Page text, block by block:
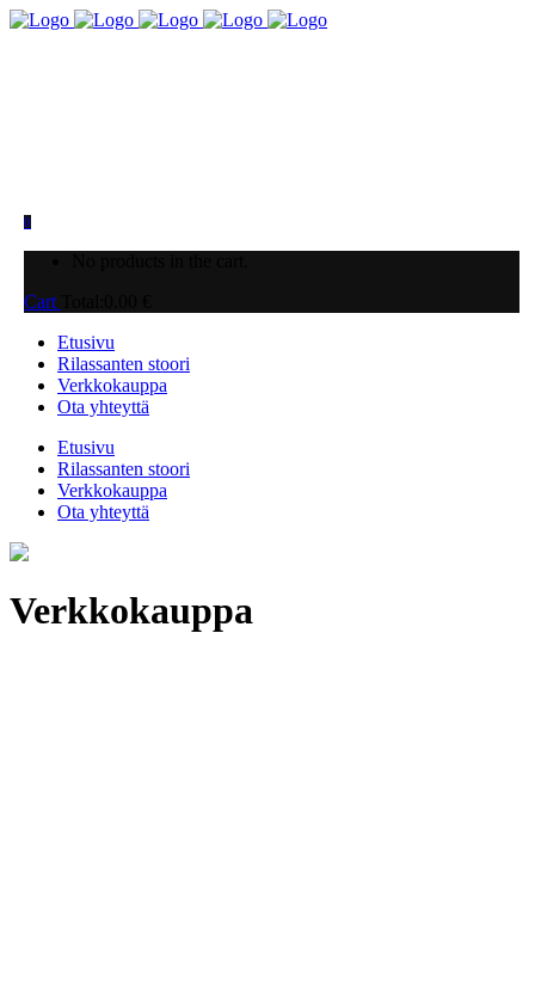
0
Cart
Etusivu
Rilassanten stoori
Verkkokauppa
Ota yhteyttä
Etusivu
Rilassanten stoori
Verkkokauppa
Ota yhteyttä
Verkkokauppa